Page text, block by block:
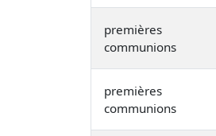
premières
communions
premières
communions